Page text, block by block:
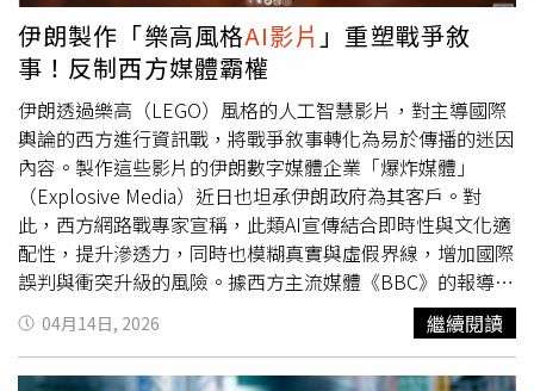
ban（封鎖）啊！」並反問：「我怎麼可能做出這麼stupid
的事情？」除了SWAG與AI影片風波外，王俐人也罕見談到
自己的財務壓力。王俐人坦承，除了疫情期間經營餐廳失利
產生貸款外，自己還因心軟替朋友擔任日式料理店負責人，
沒想到對方突然失聯，讓她額外背上約500萬元債務。再加
上過去為求子進行人工受孕等高額開銷，一度讓她感嘆「錢
花得比賺得快」。即便目前仍面臨債主與房東提告，甚至連
律師費都相當吃緊，但她仍選擇留在台灣努力直播帶貨、接
演藝工作還債。對於外界負評，她則展現相當豁達態度，坦
言現在會選擇看事情「杯子還有半滿」的一面，也感謝許多
粉絲願意替她說話、支持她。她感性表示，藝人的工作本來
就是帶給大家快樂，如果自己的影片能讓人獲得療癒感，那
就是很有意義的事情。如今面對爭議與酸言酸語，她也選擇
大爭議。（圖／翻攝自Bluesky）不過，面對外界猛烈抨
擊，馬克漢米爾事後仍緊急刪除相關貼文並公開道歉，強調
自己真正想表達的，其實是希望川普接受法律與歷史審判，
「我真正希望的是相反的事（不是死亡）」，但如果有人認
為圖片不妥，他願意致歉。然而，白宮顯然不打算輕輕放
下。川普政府隨即在X平台發文反擊，直接怒轟馬克漢米爾
是「病態的人（one sick individual）」，還批評「這些激
進左派瘋子根本控制不了自己」。白宮更強調，這類仇恨與
暴力言論，正是近兩年美國政治暴力持續升高的重要原因之
一，「這種修辭，已經激發3起針對總統的暗殺企圖。」事
實上，近期美國社會圍繞川普的暴力與言論爭議持續升溫。
上個月，一名男子就在華府白宮記者晚宴（White House
Correspondents' Dinner）場外持霰彈槍開火，美國當局認
伊朗製作「樂高風格AI影片 」重塑戰爭敘
事！反制西方媒體霸權
伊朗透過樂高（LEGO）風格的人工智慧影片，對主導國際
輿論的西方進行資訊戰，將戰爭敘事轉化為易於傳播的迷因
內容。製作這些影片的伊朗數字媒體企業「爆炸媒體」
（Explosive Media）近日也坦承伊朗政府為其客戶。對
此，西方網路戰專家宣稱，此類AI宣傳結合即時性與文化適
配性，提升滲透力，同時也模糊真實與虛假界線，增加國際
誤判與衝突升級的風險。據西方主流媒體《BBC》的報導，
在當代戰爭中，戰場早已不限於飛彈與戰機。隨著人工智慧
技術的成熟，1場無形卻影響深遠的資訊戰，正透過社群媒
體快速擴散，而伊朗正是這場新型態戰爭的重要參與者之
04月14日, 2026 繼續閱讀